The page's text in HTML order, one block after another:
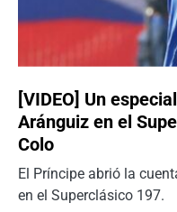
[VIDEO] Un
Aránguiz en el
Colo
El Príncipe abrió la
en el Superclásico 197.